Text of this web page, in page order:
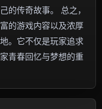
的传奇故事。 总之，
的游戏内容以及浓厚
。它不仅是玩家追求
青春回忆与梦想的重